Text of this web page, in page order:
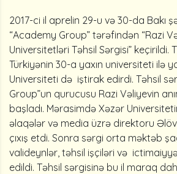
2017-ci il aprelin 29-u və 30-da Bakı
“Academy Group” tərəfindən “Razi
Universitetləri Təhsil Sərgisi” keçirildi.
Türkiyənin 30-a yaxın universiteti ilə
Universiteti də iştirak edirdi. Təhsil
Group”un qurucusu Razi Vəliyevin
başladı. Mərasimdə Xəzər
əlaqələr və media üzrə direktoru
çıxış etdi. Sonra sərgi orta məktəb
valideynlər, təhsil işçiləri və
edildi. Təhsil sərgisinə bu il maraq